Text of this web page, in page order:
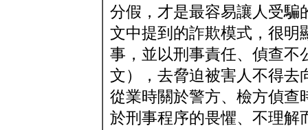
分假，才是最容易讓人受騙
文中提到的詐欺模式，很明
事，並以刑事責任、偵查不
文），去脅迫被害人不得去
從業時關於警方、檢方偵查
於刑事程序的畏懼、不理解